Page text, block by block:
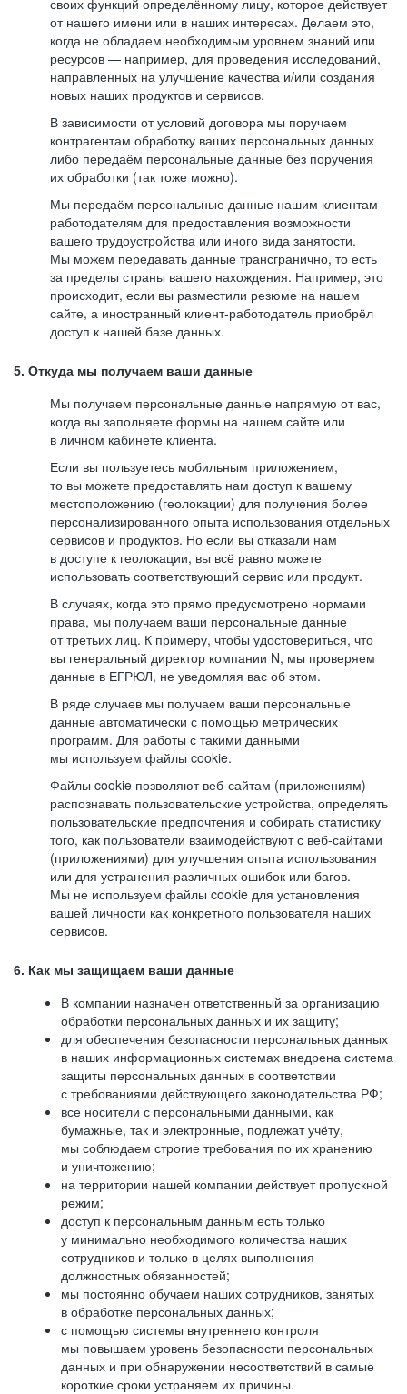
своих функций определённому лицу, которое действует
от нашего имени или в наших интересах. Делаем это,
когда не обладаем необходимым уровнем знаний или
ресурсов — например, для проведения исследований,
направленных на улучшение качества и/или создания
новых наших продуктов и сервисов.
В зависимости от условий договора мы поручаем
контрагентам обработку ваших персональных данных
либо передаём персональные данные без поручения
их обработки (так тоже можно).
Мы передаём персональные данные нашим клиентам-
работодателям для предоставления возможности
вашего трудоустройства или иного вида занятости.
Мы можем передавать данные трансгранично, то есть
за пределы страны вашего нахождения. Например, это
происходит, если вы разместили резюме на нашем
сайте, а иностранный клиент-работодатель приобрёл
доступ к нашей базе данных.
5. Откуда мы получаем ваши данные
Мы получаем персональные данные напрямую от вас,
когда вы заполняете формы на нашем сайте или
в личном кабинете клиента.
Если вы пользуетесь мобильным приложением,
то вы можете предоставлять нам доступ к вашему
местоположению (геолокации) для получения более
персонализированного опыта использования отдельных
сервисов и продуктов. Но если вы отказали нам
в доступе к геолокации, вы всё равно можете
использовать соответствующий сервис или продукт.
В случаях, когда это прямо предусмотрено нормами
права, мы получаем ваши персональные данные
от третьих лиц. К примеру, чтобы удостовериться, что
вы генеральный директор компании N, мы проверяем
данные в ЕГРЮЛ, не уведомляя вас об этом.
В ряде случаев мы получаем ваши персональные
данные автоматически с помощью метрических
программ. Для работы с такими данными
мы используем файлы cookie.
Файлы cookie позволяют веб-сайтам (приложениям)
распознавать пользовательские устройства, определять
пользовательские предпочтения и собирать статистику
того, как пользователи взаимодействуют с веб-сайтами
(приложениями) для улучшения опыта использования
или для устранения различных ошибок или багов.
Мы не используем файлы cookie для установления
вашей личности как конкретного пользователя наших
сервисов.
6. Как мы защищаем ваши данные
В компании назначен ответственный за организацию
обработки персональных данных и их защиту;
для обеспечения безопасности персональных данных
в наших информационных системах внедрена система
защиты персональных данных в соответствии
с требованиями действующего законодательства РФ;
все носители с персональными данными, как
бумажные, так и электронные, подлежат учёту,
мы соблюдаем строгие требования по их хранению
и уничтожению;
на территории нашей компании действует пропускной
режим;
доступ к персональным данным есть только
у минимально необходимого количества наших
сотрудников и только в целях выполнения
должностных обязанностей;
мы постоянно обучаем наших сотрудников, занятых
в обработке персональных данных;
с помощью системы внутреннего контроля
мы повышаем уровень безопасности персональных
данных и при обнаружении несоответствий в самые
короткие сроки устраняем их причины.